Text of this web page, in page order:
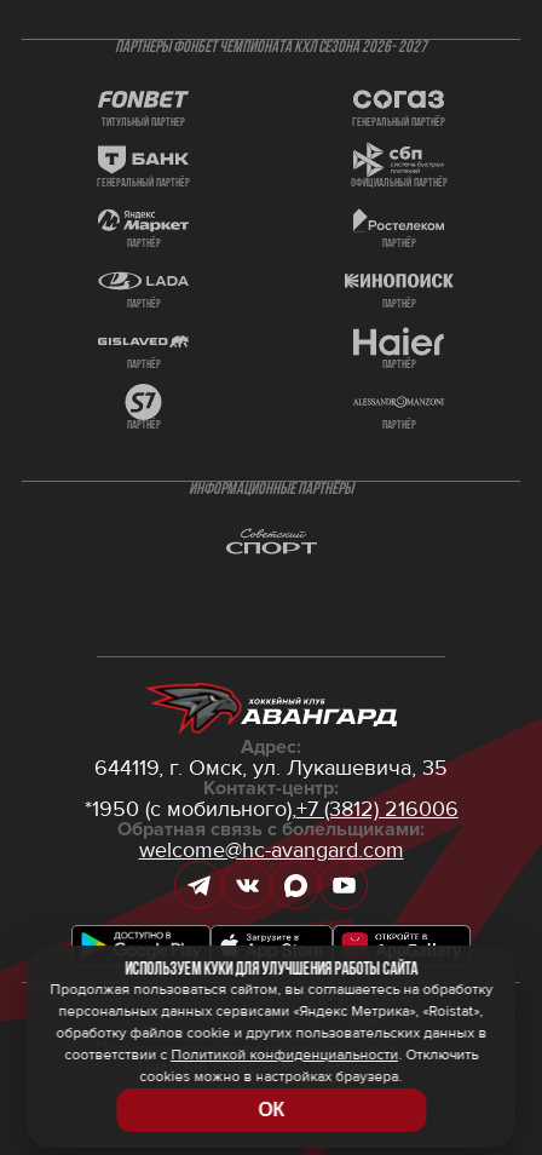
ПАРТНЕРЫ ФОНБЕТ ЧЕМПИОНАТА КХЛ СЕЗОНА 2026- 2027
титульный партнер генеральный партнёр
генеральный партнёр официальный партнёр
партнёр партнёр
партнёр партнёр
партнёр партнёр
партнёр партнёр
ИНФОРМАЦИОННЫЕ ПАРТНЁРЫ
Адрес:
644119, г. Омск, ул. Лукашевича, 35
Контакт-центр:
*1950 (с мобильного),+7 (3812) 216006
Обратная связь с болельщиками:
welcome@hc-avangard.com
© 2026 ООО ХК «Авангард»
Политика конфиденциальности
Политика обработки персональных данных
Правила программы лояльности
Используем куки для улучшения работы сайта
Продолжая пользоваться сайтом, вы соглашаетесь на обработку
персональных данных сервисами «Яндекс Метрика», «Roistat»,
обработку файлов cookie и других пользовательских данных в
соответствии с Политикой конфиденциальности. Отключить
cookies можно в настройках браузера.
ОК